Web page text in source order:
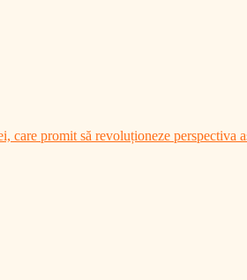
care promit să revoluționeze perspectiva